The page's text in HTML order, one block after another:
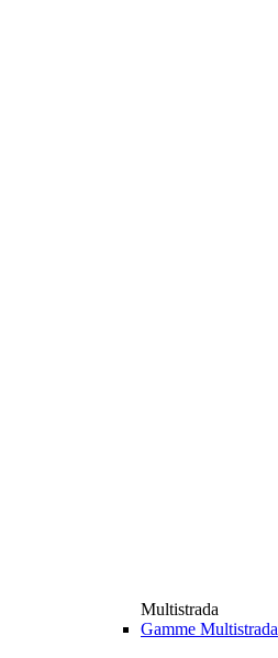
Multistrada
Gamme Multistrada